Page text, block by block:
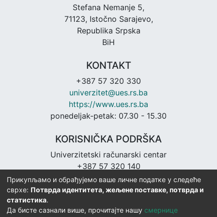
Stefana Nemanje 5,
71123, Istočno Sarajevo,
Republika Srpska
BiH
KONTAKT
+387 57 320 330
univerzitet@ues.rs.ba
https://www.ues.rs.ba
ponedeljak-petak: 07.30 - 15.30
KORISNIČKA PODRŠKA
Univerzitetski računarski centar
+387 57 320 140
urc@ues.rs.ba
https://urc.ues.rs.ba
Прикупљамо и обрађујемо ваше личне податке у следеће
сврхе: Потврда идентитета, жељене поставке, потврда и
статистика.
Да бисте сазнали више, прочитајте нашу смернице